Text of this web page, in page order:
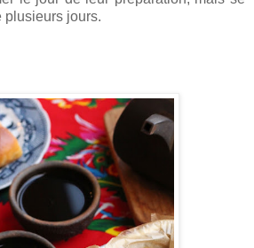
plusieurs jours.